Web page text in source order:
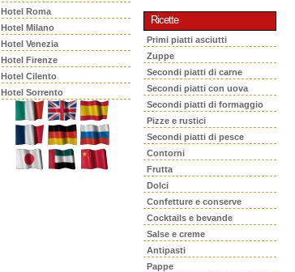
Hotel Roma
Hotel Milano
Hotel Venezia
Hotel Firenze
Hotel Cilento
Hotel Sorrento
Ricette
Primi piatti asciutti
Zuppe
Secondi piatti di carne
Secondi piatti con uova
Secondi piatti di formaggio
Pizze e rustici
Secondi piatti di pesce
Contorni
Frutta
Dolci
Confetture e conserve
Cocktails e bevande
Salse e creme
Antipasti
Pappe